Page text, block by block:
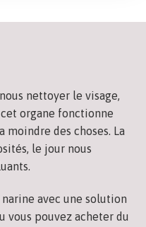
nettoyer le visage,
organe fonctionne
moindre des choses. La
le jour nous
avec une solution
vous pouvez acheter du